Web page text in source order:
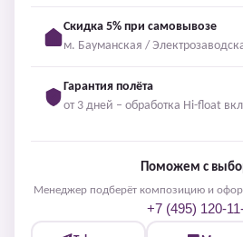
Скидка 5% при самовывозе
м. Бауманская /
Гарантия полёта
от 3 дней – обработка Hi-float
Поможем с
Менеджер подберёт композицию и
+7 (495) 120-